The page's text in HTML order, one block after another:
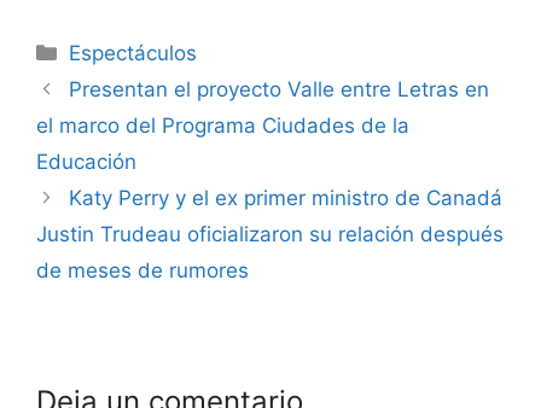
Espectáculos
Presentan el proyecto Valle entre Letras en
el marco del Programa Ciudades de la
Educación
Katy Perry y el ex primer ministro de Canadá
Justin Trudeau oficializaron su relación después
de meses de rumores